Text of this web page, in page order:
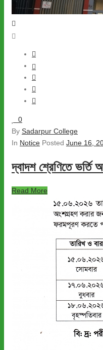
0
By Sadarpur College
In Notice Posted June 16,
দ্বাদশ শ্রেণিতে ভর্তি
Read More